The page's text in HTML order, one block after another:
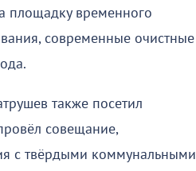
площадку временного
современные очистные
также посетил
совещание,
с твёрдыми коммунальными